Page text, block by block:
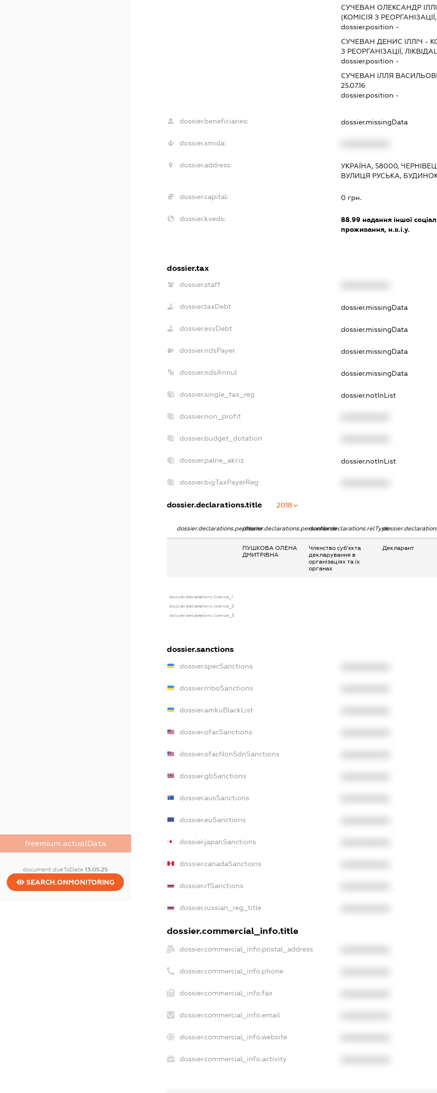
freemium.actualData
document.dueToDate13.05.25
SEARCH.ONMONITORING
СУЧЕВАН ОЛЕКСАНДР
(КОМІСІЯ З
dossier.position -
СУЧЕВАН ДЕНИС ІЛЛІЧ -
З РЕОРГАНІЗАЦІЇ,
dossier.position -
СУЧЕВАН ІЛЛЯ
25.07.16
dossier.position -
dossier.beneficiaries: dossier.missingData
dossier.smida:
dossier.address:
УКРАЇНА, 58000,
ВУЛИЦЯ РУСЬКА, БУДИНОК
dossier.capital: 0 грн.
dossier.kveds: 88.99 надання іншої
проживання, н.в.і.у.
dossier.tax
dossier.staff
dossier.taxDebt dossier.missingData
dossier.esvDebt dossier.missingData
dossier.ndsPayer dossier.missingData
dossier.ndsAnnul dossier.missingData
dossier.single_tax_reg dossier.notInList
dossier.non_profit
dossier.budget_dotation
dossier.palne_akciz dossier.notInList
dossier.bigTaxPayerReg
dossier.declarations.title 2018
dossier.declarations.pepNamedossier.declarations.personNamedossier.declarations.relType
ПУШКОВА ОЛЕНА
ДМИТРІВНА
Членство суб’єкта
декларування в
організаціях та їх
органах
Декларант
dossier.declarations.license_1
dossier.declarations.license_2
dossier.declarations.license_3
dossier.sanctions
dossier.specSanctions
dossier.rnboSanctions
dossier.amkuBlackList
dossier.ofacSanctions
dossier.ofacNonSdnSanctions
dossier.gbSanctions
dossier.ausSanctions
dossier.euSanctions
dossier.japanSanctions
dossier.canadaSanctions
dossier.rfSanctions
dossier.russian_reg_title
dossier.commercial_info.title
dossier.commercial_info.postal_address
dossier.commercial_info.phone
dossier.commercial_info.fax
dossier.commercial_info.email
dossier.commercial_info.website
dossier.commercial_info.activity